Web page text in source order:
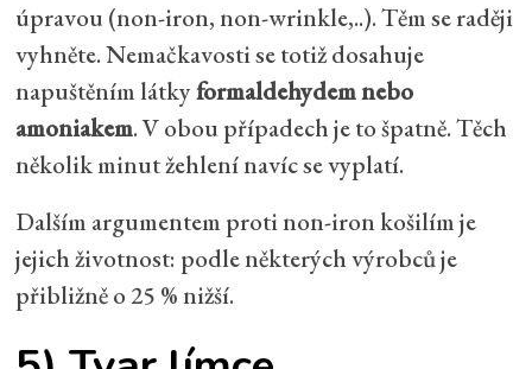
úpravou (non-iron, non-wrinkle,..). Těm se raději
vyhněte. Nemačkavosti se totiž dosahuje
napuštěním látkyformaldehydem nebo
amoniakem. V obou případech je to špatně. Těch
několik minut žehlení navíc se vyplatí.
Dalším argumentem proti non-iron košilím je
jejich životnost: podle některých výrobců je
přibližně o 25 % nižší.